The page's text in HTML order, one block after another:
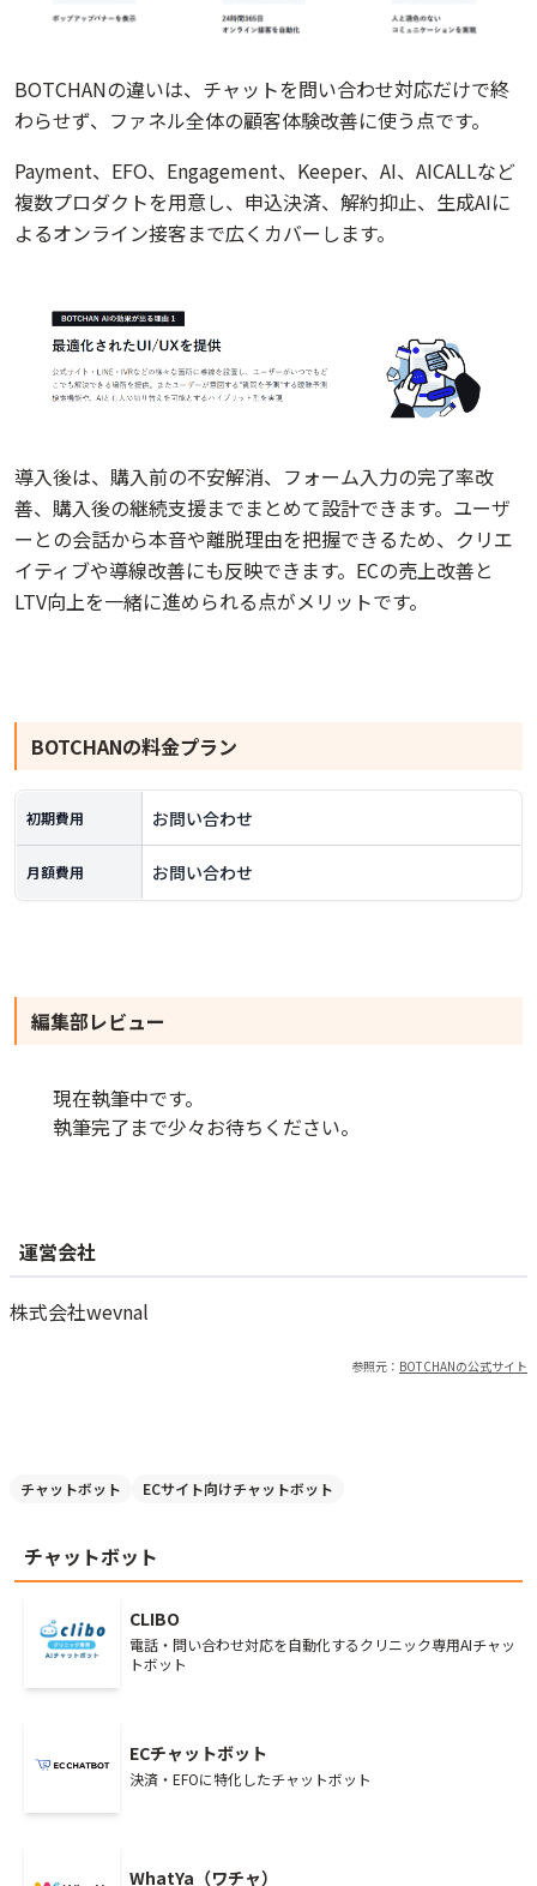
BOTCHANの違いは、チャットを問い合わせ対応だけで終
わらせず、ファネル全体の顧客体験改善に使う点です。
Payment、EFO、Engagement、Keeper、AI、AICALLなど
複数プロダクトを用意し、申込決済、解約抑止、生成AIに
よるオンライン接客まで広くカバーします。
導入後は、購入前の不安解消、フォーム入力の完了率改
善、購入後の継続支援までまとめて設計できます。ユーザ
ーとの会話から本音や離脱理由を把握できるため、クリエ
イティブや導線改善にも反映できます。ECの売上改善と
LTV向上を一緒に進められる点がメリットです。
BOTCHANの料金プラン
初期費用 お問い合わせ
月額費用 お問い合わせ
編集部レビュー
現在執筆中です。
執筆完了まで少々お待ちください。
運営会社
株式会社wevnal
参照元： BOTCHANの公式サイト
チャットボット ECサイト向けチャットボット
チャットボット
CLIBO
電話・問い合わせ対応を自動化するクリニック専用AIチャッ
トボット
ECチャットボット
決済・EFOに特化したチャットボット
WhatYa（ワチャ）